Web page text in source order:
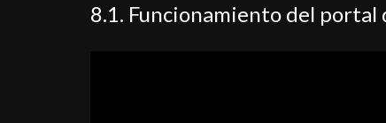
8.1. Funcionamiento del portal